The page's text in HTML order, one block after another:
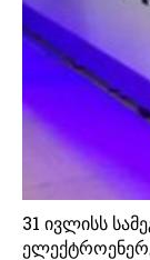
31 ივლისს